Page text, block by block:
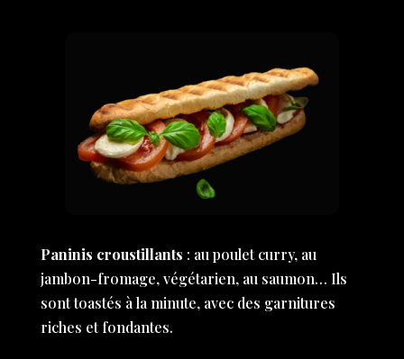
Paninis croustillants : au poulet curry, au
jambon-fromage, végétarien, au saumon… Ils
sont toastés à la minute, avec des garnitures
riches et fondantes.